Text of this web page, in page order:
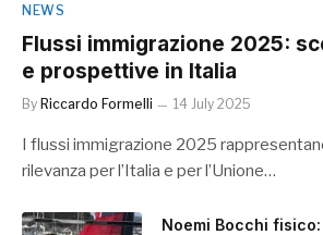
NEWS
Flussi immigrazione 2025:
e prospettive in Italia
By Riccardo Formelli 14 July 2025
I flussi immigrazione 2025
rilevanza per l’Italia e per l’Unione…
Noemi Bocchi fisico: